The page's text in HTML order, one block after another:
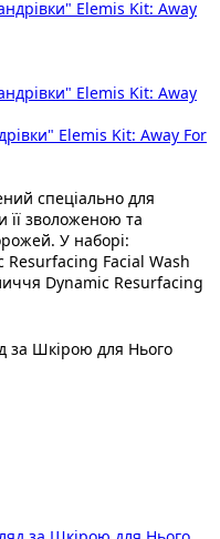
Elemis Kit: Away For
спеціально для
її зволоженою та
У наборі:
Facial Wash
Dynamic Resurfacing
за Шкірою для Нього